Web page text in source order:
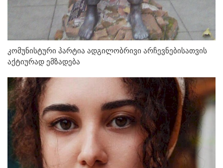
კომუნისტური პარტია ადგილობრივი არჩევნებისათვის
აქტიურად ემზადება